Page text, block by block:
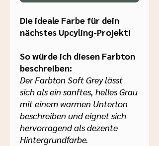
Die ideale Farbe für dein
nächstes Upcyling-Projekt!
So würde ich diesen Farbton
beschreiben:
Der Farbton Soft Grey lässt
sich als ein sanftes, helles Grau
mit einem warmen Unterton
beschreiben und eignet sich
hervorragend als dezente
Hintergrundfarbe.